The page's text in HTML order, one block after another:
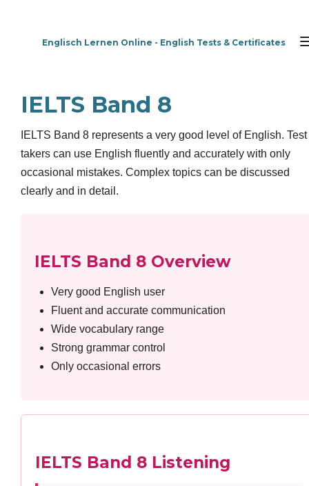
Englisch Lernen Online - English Tests & Certificates
IELTS Band 8
IELTS Band 8 represents a very good level of English. Test
takers can use English fluently and accurately with only
occasional mistakes. Complex topics can be discussed
clearly and in detail.
IELTS Band 8 Overview
Very good English user
Fluent and accurate communication
Wide vocabulary range
Strong grammar control
Only occasional errors
IELTS Band 8 Listening